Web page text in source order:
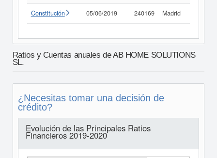
Constitución 05/06/2019 240169 Madrid
Ratios y Cuentas anuales de AB HOME SOLUTIONS
SL.
¿Necesitas tomar una decisión de
crédito?
Evolución de las Principales Ratios
Financieros 2019-2020